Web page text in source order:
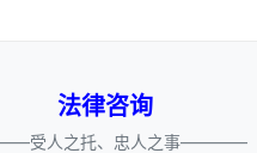
法律咨询
受人之托、忠人之事————